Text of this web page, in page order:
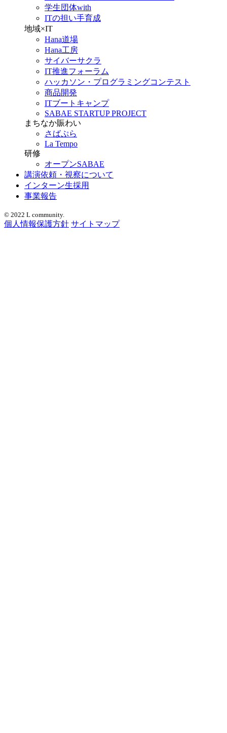
学生団体with
ITの担い手育成
地域×IT
Hana道場
Hana工房
サイバーサクラ
IT推進フォーラム
ハッカソン・プログラミングコンテスト
商品開発
ITブートキャンプ
SABAE STARTUP PROJECT
まちなか賑わい
さばぷら
La Tempo
研修
オープンSABAE
講演依頼・視察について
インターン生採用
事業報告
© 2022 L community.
個人情報保護方針 サイトマップ